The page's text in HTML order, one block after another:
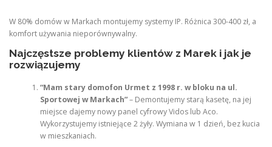
W 80% domów w Markach montujemy systemy IP. Różnica 300-400 zł, a
komfort używania nieporównywalny.
Najczęstsze problemy klientów z Marek i jak je
rozwiązujemy
“Mam stary domofon Urmet z 1998 r. w bloku na ul.
Sportowej w Markach”– Demontujemy starą kasetę, na jej
miejsce dajemy nowy panel cyfrowy Vidos lub Aco.
Wykorzystujemy istniejące 2 żyły. Wymiana w 1 dzień, bez kucia
w mieszkaniach.